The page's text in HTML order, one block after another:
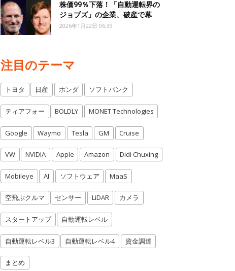
株価99％下落！「自動運転界の
ジョブズ」の企業、破産で幕
2026年1月22日 06:39
注目のテーマ
トヨタ 日産 ホンダ ソフトバンク
ティアフォー BOLDLY MONET Technologies
Google Waymo Tesla GM Cruise
VW NVIDIA Apple Amazon Didi Chuxing
Mobileye AI ソフトウェア MaaS
空飛ぶクルマ センサー LiDAR カメラ
スタートアップ 自動運転レベル
自動運転レベル3 自動運転レベル4 資金調達
まとめ